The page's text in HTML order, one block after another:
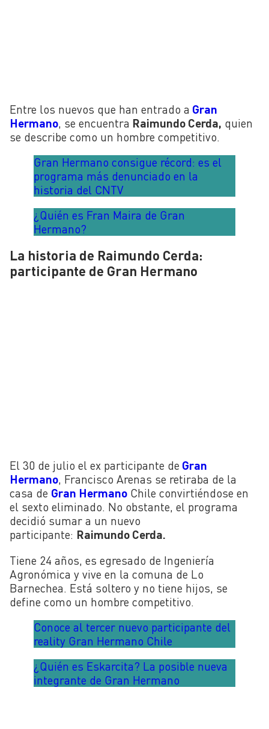
Entre los nuevos que han entrado a Gran
Hermano, se encuentra Raimundo Cerda, quien
se describe como un hombre competitivo.
Gran Hermano consigue récord: es el
programa más denunciado en la
historia del CNTV
¿Quién es Fran Maira de Gran
Hermano?
La historia de Raimundo Cerda:
participante de Gran Hermano
El 30 de julio el ex participante de Gran
Hermano, Francisco Arenas se retiraba de la
casa de Gran Hermano Chile convirtiéndose en
el sexto eliminado. No obstante, el programa
decidió sumar a un nuevo
participante: Raimundo Cerda.
Tiene 24 años, es egresado de Ingeniería
Agronómica y vive en la comuna de Lo
Barnechea. Está soltero y no tiene hijos, se
define como un hombre competitivo.
Conoce al tercer nuevo participante del
reality Gran Hermano Chile
¿Quién es Eskarcita? La posible nueva
integrante de Gran Hermano